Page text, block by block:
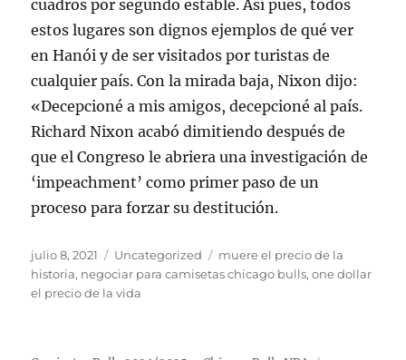
cuadros por segundo estable. Así pues, todos
estos lugares son dignos ejemplos de qué ver
en Hanói y de ser visitados por turistas de
cualquier país. Con la mirada baja, Nixon dijo:
«Decepcioné a mis amigos, decepcioné al país.
Richard Nixon acabó dimitiendo después de
que el Congreso le abriera una investigación de
‘impeachment’ como primer paso de un
proceso para forzar su destitución.
Publicado
el
julio 8, 2021 Categorías
Uncategorized Etiquetas
muere el precio de la
historia, negociar para camisetas chicago bulls,one dollar
el precio de la vida